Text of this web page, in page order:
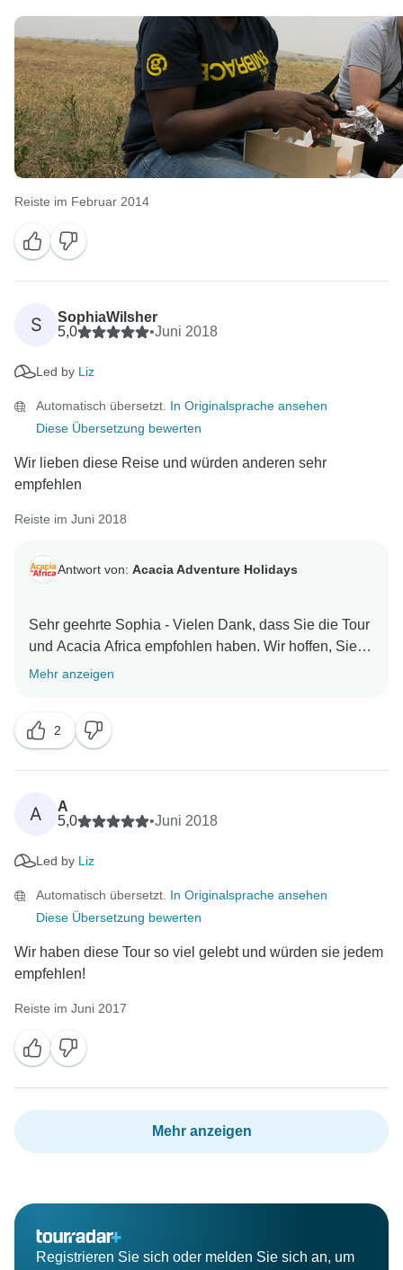
Reiste im Februar 2014
S
SophiaWilsher
5,0
•Juni 2018
Led by Liz
Automatisch übersetzt. In Originalsprache ansehen
Diese Übersetzung bewerten
Wir lieben diese Reise und würden anderen sehr
empfehlen
Reiste im Juni 2018
Antwort von: Acacia Adventure Holidays
Sehr geehrte Sophia - Vielen Dank, dass Sie die Tour
und Acacia Africa empfohlen haben. Wir hoffen, Sie
wieder für ein weiteres Afrika-Abenteuer zu sehen. Mit
Mehr anzeigen
2
A
A
5,0
•Juni 2018
Led by Liz
Automatisch übersetzt. In Originalsprache ansehen
Diese Übersetzung bewerten
Wir haben diese Tour so viel gelebt und würden sie jedem
empfehlen!
Reiste im Juni 2017
Mehr anzeigen
Registrieren Sie sich oder melden Sie sich an, um